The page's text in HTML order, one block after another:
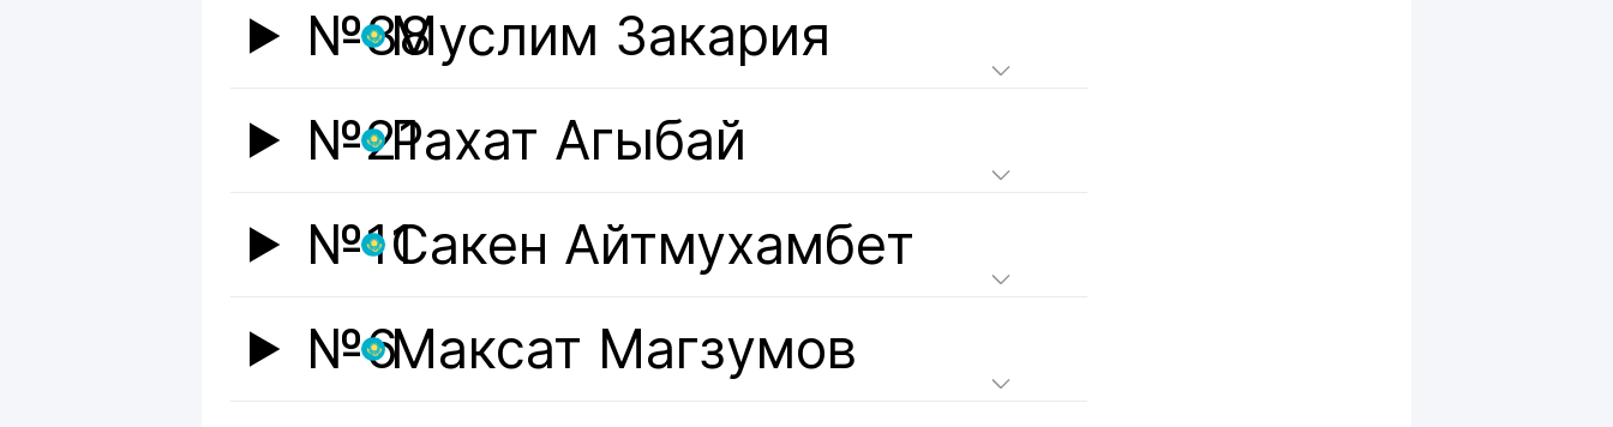
№88Муслим Закария
№21Рахат Агыбай
№11Сакен Айтмухамбет
№6Максат Магзумов